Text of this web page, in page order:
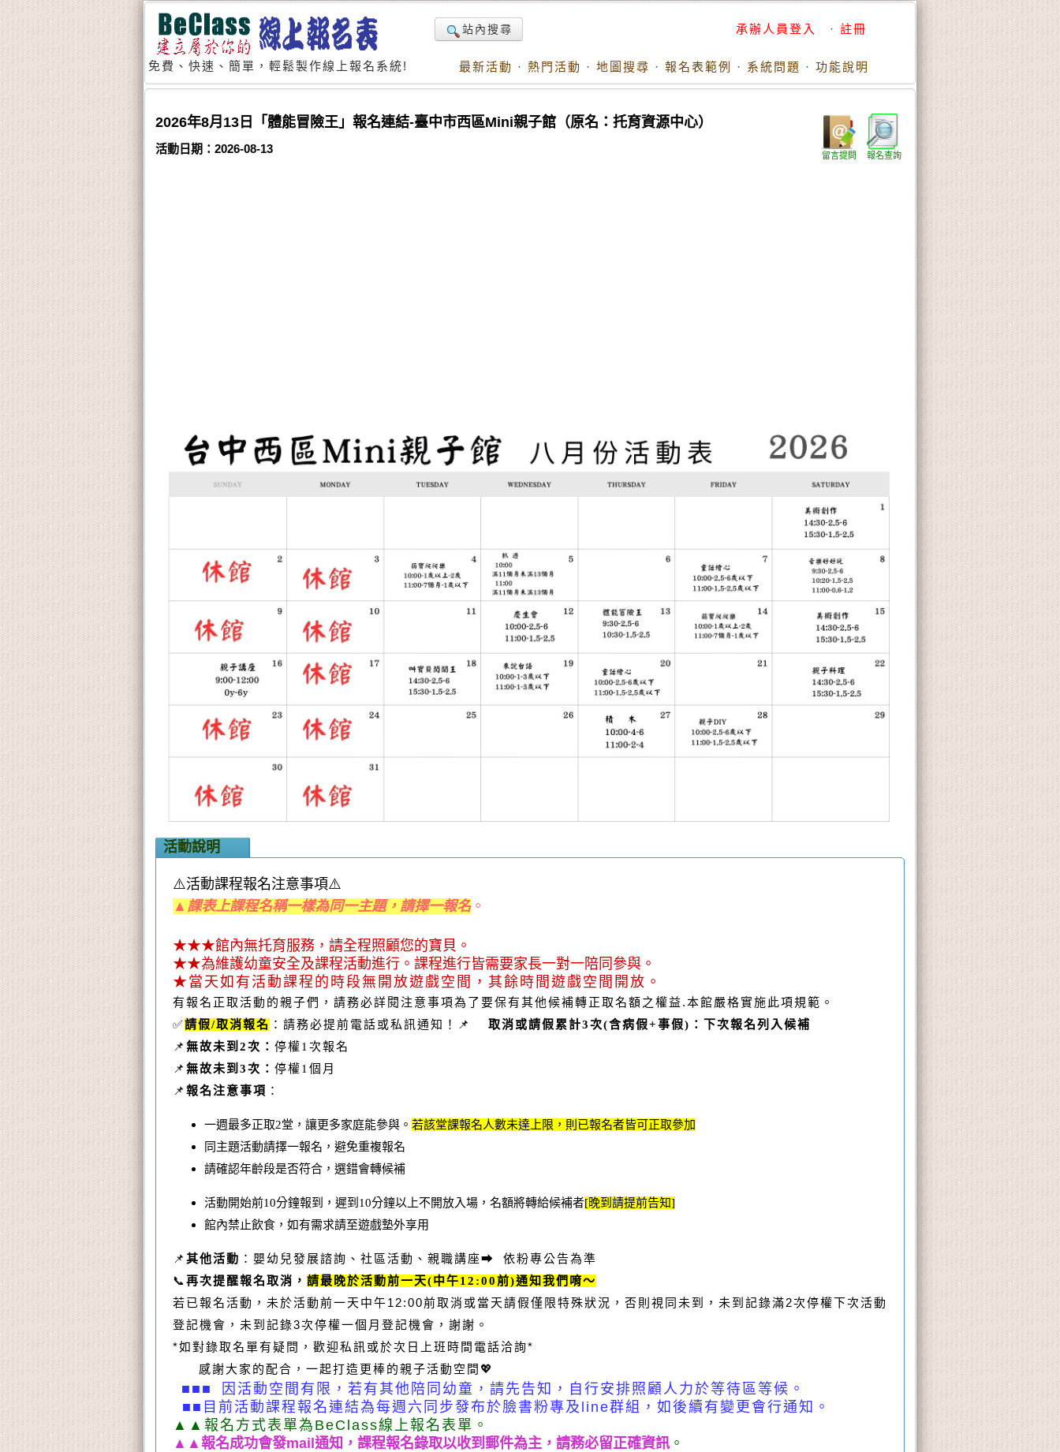
免費、快速、簡單，輕鬆製作線上報名系統!
站內搜尋 承辦人員登入 · 註冊
最新活動 · 熱門活動 · 地圖搜尋 · 報名表範例 · 系統問題 · 功能說明
報名查詢
留言提問
2026年8月13日「體能冒險王」報名連結-臺中市西區Mini親子館（原名：托育資源中心）
活動日期：2026-08-13
活動說明
⚠️活動課程報名注意事項⚠️
▲課表上課程名稱一樣為同一主題，請擇一報名。
★★★館內無托育服務，請全程照顧您的寶貝。
★★為維護幼童安全及課程活動進行。課程進行皆需要家長一對一陪同參與。
★當天如有活動課程的時段無開放遊戲空間，其餘時間遊戲空間開放。
有報名正取活動的親子們，請務必詳閱注意事項為了要保有其他候補轉正取名額之權益 .本館嚴格實施此項規範。
✅請假/取消報名 ：請務必提前電話或私訊通知！ 📌 取消或請假累計3次(含病假+事假) ：下次報名列入候補
📌 無故未到 2次： 停權 1 次報名
📌 無故未到 3次： 停權 1 個月
📌 報名注意事項 ：
一週最多正取2堂，讓更多家庭能參與。 若該堂課報名人數未達上限，則已報名者皆可正取參加
同主題活動請擇一報名，避免重複報名
請確認年齡段是否符合，選錯會轉候補
活動開始前10分鐘報到，遲到 10分鐘以上不開放入場，名額將轉給候補者[晚到請提前告知]
館內禁止飲食，如有需求請至遊戲墊外享用
📌 其他活動 ：嬰幼兒發展諮詢、社區活動、親職講座➡ 依粉專公告為準
📞再次提醒報名取消， 請最晚於活動前一天(中午12:00前)通知我們唷～
若已報名活動，未於活動前一天中午12:00前取消或當天請假僅限特殊狀況，否則視同未到，未到記錄滿2次停權下次活動
登記機會，未到記錄3次停權一個月登記機會，謝謝。
*如對錄取名單有疑問，歡迎私訊或於次日上班時間電話洽詢*
感謝大家的配合，一起打造更棒的親子活動空間 💖
■■■ 因活動空間有限，若有其他陪同幼童，請先告知，自行安排照顧人力於等待區等候。
■■目前活動課程報名連結為每週六同步發布於臉書粉專及line群組，如後續有變更會行通知。
▲▲報名方式表單為BeClass線上報名表單。
▲▲ 報名成功會發mail通知，課程報名錄取以收到郵件為主，請務必留正確資訊 。